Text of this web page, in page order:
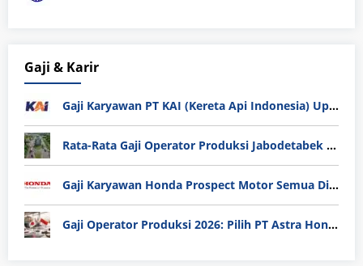
Gaji & Karir
Gaji Karyawan PT KAI (Kereta Api Indonesia) Update 2025
Rata-Rata Gaji Operator Produksi Jabodetabek 2025: Bedah Tuntas UMK, Lemburan, dan Realita Hidup Buruh
Gaji Karyawan Honda Prospect Motor Semua Divisi
Gaji Operator Produksi 2026: Pilih PT Astra Honda Motor (AHM) atau Manufaktur di Jepang?